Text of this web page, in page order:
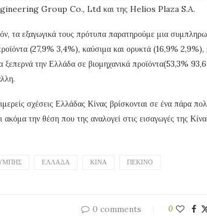
Group Co., Ltd και της Helios Plaza S.A.
τα εξαγωγικά τους πρότυπα παρατηρούμε μια
(27,9% 3,4%), καύσιμα και ορυκτά (16,9%
την Ελλάδα σε βιομηχανικά προϊόντα(53,3%
σχέσεις Ελλάδας Κίνας βρίσκονται σε ένα πάρα
ακόμα την θέση που της αναλογεί στις εισαγωγές της
ΕΛΛΆΔΑ ΚΊΝΑ ΠΕΚΊΝΟ
0 comments 0